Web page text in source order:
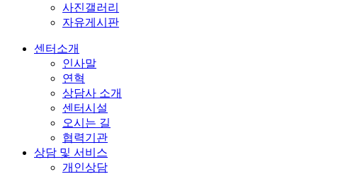
사진갤러리
자유게시판
센터소개
인사말
연혁
상담사 소개
센터시설
오시는 길
협력기관
상담 및 서비스
개인상담